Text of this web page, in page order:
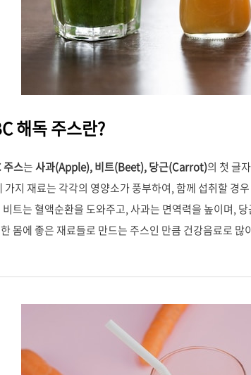
해독 주스란?
주스는사과(Apple), 비트(Beet), 당근(Carrot)의 첫 글
가지 재료는 각각의 영양소가 풍부하여, 함께 섭취할 경
비트는 혈액순환을 도와주고, 사과는 면역력을 높이며,
몸에 좋은 재료들로 만드는 주스인 만큼 건강음료로 많